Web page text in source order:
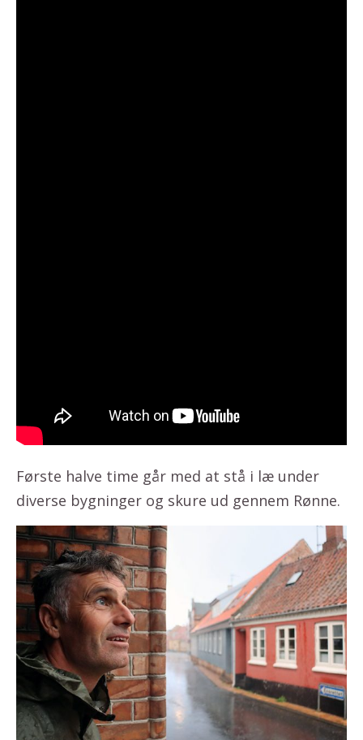
Første halve time går med at stå i læ under
diverse bygninger og skure ud gennem Rønne.